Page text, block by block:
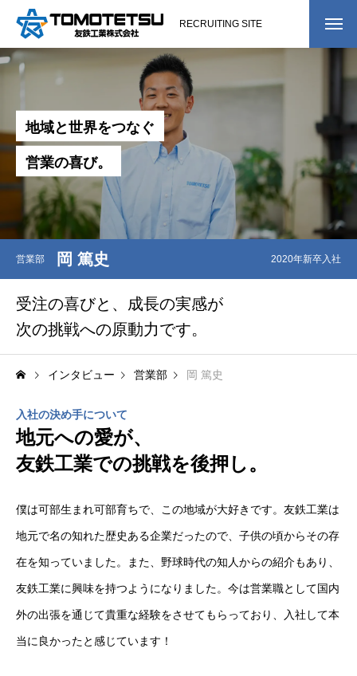
RECRUITING SITE
COMPANY
会社沿革
社長メッセージ
紹介動画
BUSINESS 事業を知る
WORK
インタビュー
ENVIRONMENT
研修制度
福利厚生
社内イベント
地域貢献
RECRUIT 採用を知る
地域と世界をつな ぐ
営業の喜び。
営業部 岡 篤史 2020年新卒入社
受注の喜びと、成長の実感が
次の挑戦への原動力です。
インタビュー 営業部 岡 篤史
入社の決め手について
地元への愛が、
友鉄工業での挑戦を後押し。
僕は可部生まれ可部育ちで、この地域が大好きです。友鉄工業は
地元で名の知れた歴史ある企業だったので、子供の頃からその存
在を知っていました。また、野球時代の知人からの紹介もあり、
友鉄工業に興味を持つようになりました。今は営業職として国内
外の出張を通じて貴重な経験をさせてもらっており、入社して本
当に良かったと感じています！